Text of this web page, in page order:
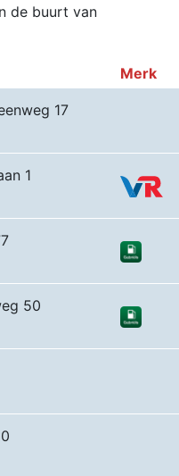
de buurt van
Merk
17
1
50